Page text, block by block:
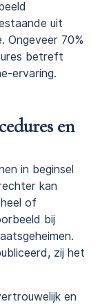
uit
Ongeveer 70%
betreft
ervaring.
en
in beginsel
kan
of
bij
zij het
en